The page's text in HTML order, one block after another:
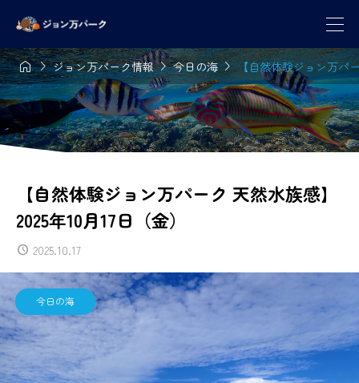
ジョン万パーク情報今日の海【自然体験ジョン万パ
【自然体験ジョン万パーク 天然水族感】
2025年10月17日（金）
2025.10.17
今日の海